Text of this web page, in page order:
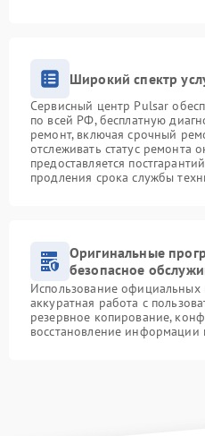
Широкий спектр
Сервисный центр Pulsar
по всей РФ, бесплатную
ремонт, включая срочный
отслеживать статус ремонта
предоставляется
продления срока службы
Оригинальные
безопасное
Использование
аккуратная работа с
резервное копирование,
восстановление информации